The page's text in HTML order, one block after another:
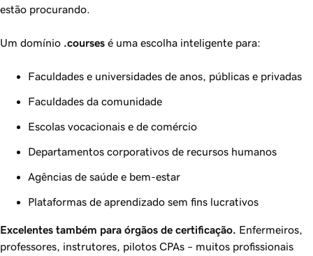
estão procurando.
Um domínio .courses é uma escolha inteligente para:
Faculdades e universidades de anos, públicas e privadas
Faculdades da comunidade
Escolas vocacionais e de comércio
Departamentos corporativos de recursos humanos
Agências de saúde e bem-estar
Plataformas de aprendizado sem fins lucrativos
Excelentes também para órgãos de certificação. Enfermeiros,
professores, instrutores, pilotos CPAs – muitos profissionais